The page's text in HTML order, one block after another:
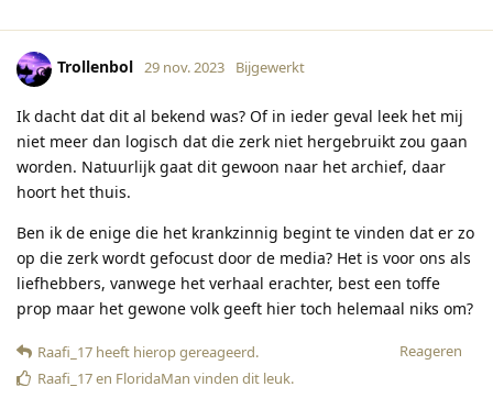
Trollenbol 29 nov. 2023 Bijgewerkt
Ik dacht dat dit al bekend was? Of in ieder geval leek het mij
niet meer dan logisch dat die zerk niet hergebruikt zou gaan
worden. Natuurlijk gaat dit gewoon naar het archief, daar
hoort het thuis.
Ben ik de enige die het krankzinnig begint te vinden dat er zo
op die zerk wordt gefocust door de media? Het is voor ons als
liefhebbers, vanwege het verhaal erachter, best een toffe
prop maar het gewone volk geeft hier toch helemaal niks om?
Reageren
Raafi_17 heeft hierop gereageerd.
Raafi_17en FloridaMan vinden dit leuk.